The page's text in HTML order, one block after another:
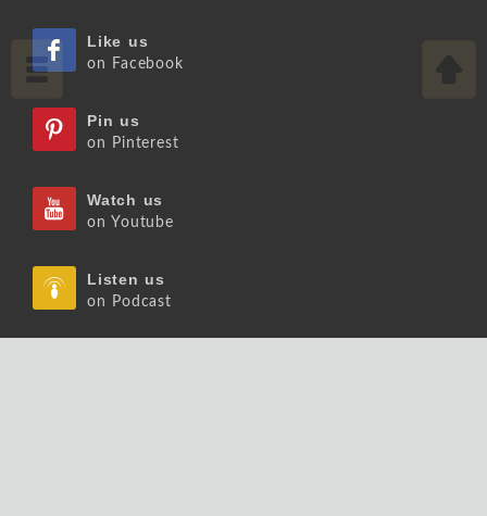
Like us
on Facebook
Pin us
on Pinterest
Watch us
on Youtube
Listen us
on Podcast